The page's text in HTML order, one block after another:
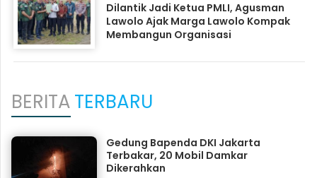
Dilantik Jadi Ketua PMLI, Agusman
Lawolo Ajak Marga Lawolo Kompak
Membangun Organisasi
BERITATERBARU
Gedung Bapenda DKI Jakarta
Terbakar, 20 Mobil Damkar
Dikerahkan